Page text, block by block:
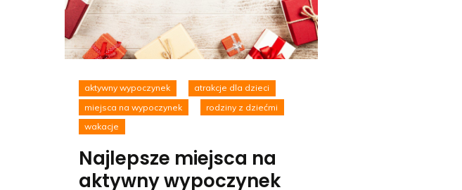
aktywny wypoczynek
atrakcje dla dzieci
miejsca na wypoczynek
rodziny z dziećmi
wakacje
Najlepsze miejsca na
aktywny wypoczynek